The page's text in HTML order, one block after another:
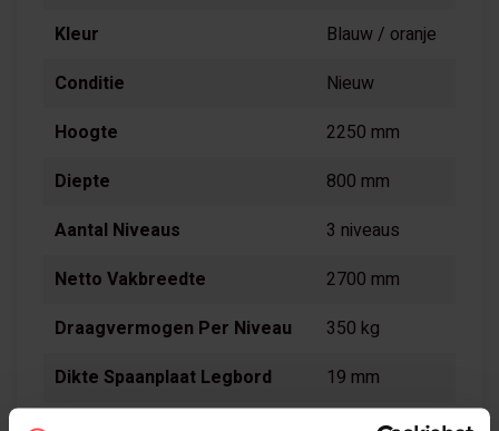
Kleur
Blauw / oranje
Conditie
Nieuw
Hoogte
2250 mm
Diepte
800 mm
Aantal Niveaus
3 niveaus
Netto Vakbreedte
2700 mm
Draagvermogen Per Niveau
350 kg
Dikte Spaanplaat Legbord
19 mm